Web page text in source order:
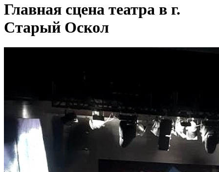
Главная сцена театра в г.
Старый Оскол